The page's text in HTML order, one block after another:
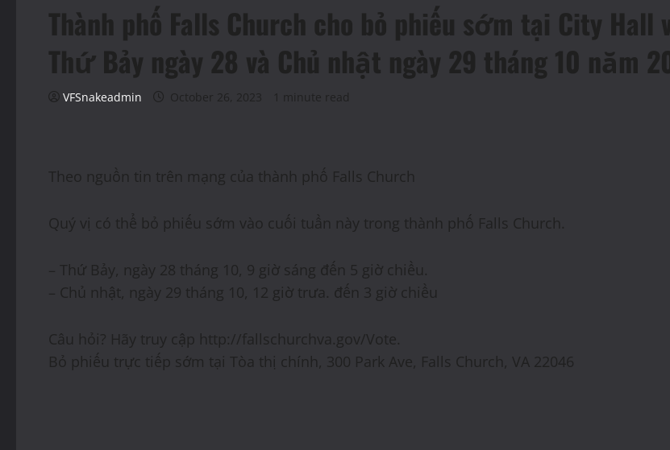
Thành phố Falls Church cho bỏ phiếu sớm tại City Hall
Thứ Bảy ngày 28 và Chủ nhật ngày 29 tháng 10 năm
VFSnakeadmin October 26, 2023 1 minute read
Theo nguồn tin trên mạng của thành phố Falls Church
Quý vị có thể bỏ phiếu sớm vào cuối tuần này trong thành phố Falls Church.
– Thứ Bảy, ngày 28 tháng 10, 9 giờ sáng đến 5 giờ chiều.
– Chủ nhật, ngày 29 tháng 10, 12 giờ trưa. đến 3 giờ chiều
Câu hỏi? Hãy truy cập http://fallschurchva.gov/Vote.
Bỏ phiếu trực tiếp sớm tại Tòa thị chính, 300 Park Ave, Falls Church, VA 22046